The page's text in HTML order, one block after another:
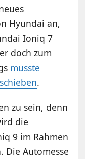
Hyundai an,
Ioniq 7
doch zum
musste
.
zu sein, denn
die
9 im Rahmen
Die Automesse